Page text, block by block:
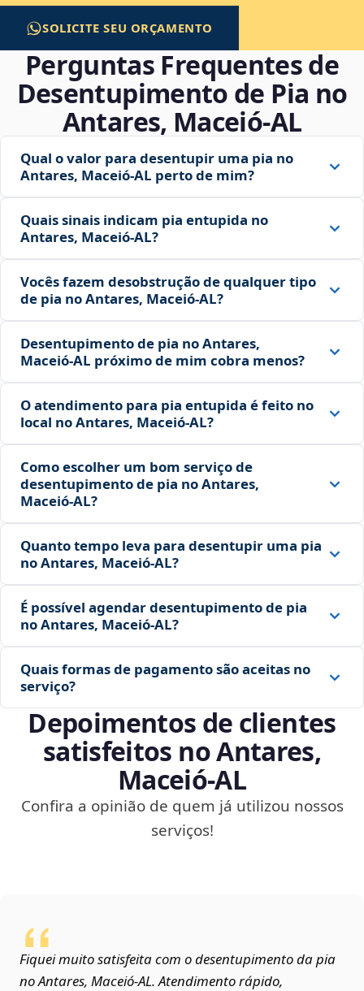
SOLICITE SEU ORÇAMENTO
Perguntas Frequentes de
Desentupimento de Pia no
Antares, Maceió‑AL
Qual o valor para desentupir uma pia no
Antares, Maceió‑AL perto de mim?
Quais sinais indicam pia entupida no
Antares, Maceió‑AL?
Vocês fazem desobstrução de qualquer tipo
de pia no Antares, Maceió‑AL?
Desentupimento de pia no Antares,
Maceió‑AL próximo de mim cobra menos?
O atendimento para pia entupida é feito no
local no Antares, Maceió‑AL?
Como escolher um bom serviço de
desentupimento de pia no Antares,
Maceió‑AL?
Quanto tempo leva para desentupir uma pia
no Antares, Maceió‑AL?
É possível agendar desentupimento de pia
no Antares, Maceió‑AL?
Quais formas de pagamento são aceitas no
serviço?
Depoimentos de clientes
satisfeitos no Antares,
Maceió‑AL
Confira a opinião de quem já utilizou nossos
serviços!
Fiquei muito satisfeita com o desentupimento da pia
no Antares, Maceió‑AL. Atendimento rápido,